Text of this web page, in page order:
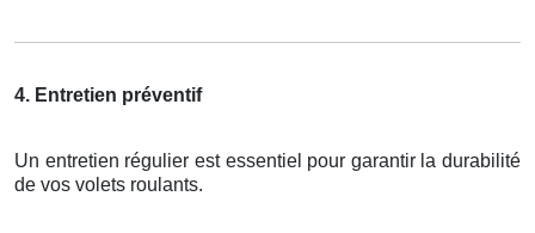
4. Entretien préventif
Un entretien régulier est essentiel pour garantir la durabilité
de vos volets roulants.